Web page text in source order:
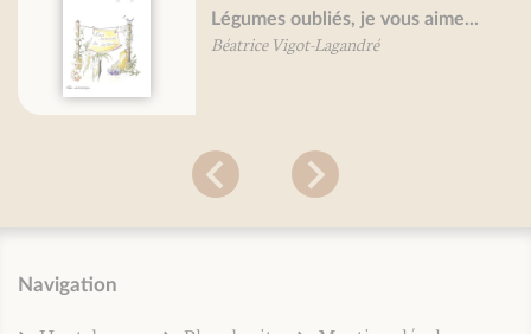
Légumes oubliés, je vous aime...
Béatrice Vigot-Lagandré
Navigation